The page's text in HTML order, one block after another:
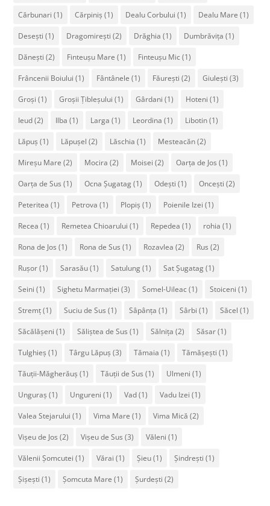
Cărbunari (1) Cărpiniș (1) Dealu Corbului (1) Dealu Mare (1)
Desești (1) Dragomirești (2) Drăghia (1) Dumbrăvița (1)
Dănești (2) Finteușu Mare (1) Finteușu Mic(1)
Frâncenii Boiului (1) Fântânele (1) Făurești (2) Giulești (3)
Groși (1) Groșii Țibleșului (1) Gârdani (1) Hoteni (1)
Ieud(2) Ilba (1) Larga (1) Leordina (1) Libotin(1)
Lăpuș (1) Lăpușel (2) Lăschia (1) Mesteacăn(2)
Mireșu Mare (2) Mocira (2) Moisei (2) Oarța de Jos (1)
Oarța de Sus (1) Ocna Șugatag(1) Odești (1) Oncești (2)
Peteritea (1) Petrova (1) Plopiș (1) Poienile Izei (1)
Recea (1) Remetea Chioarului (1) Repedea (1) rohia (1)
Rona de Jos (1) Rona de Sus (1) Rozavlea (2) Rus (2)
Rușor(1) Sarasău(1) Satulung(1) Sat Șugatag(1)
Seini (1) Sighetu Marmației (3) Somel-Uileac(1) Stoiceni (1)
Stremț(1) Suciu de Sus (1) Sâpânța (1) Sârbi (1) Săcel (1)
Săcălășeni (1) Săliștea de Sus (1) Sălnița (2) Săsar(1)
Tulghieș (1) Târgu Lăpuș (3) Tămaia (1) Tămășești (1)
Tăuții-Măgherăuș (1) Tăuții de Sus (1) Ulmeni (1)
Unguraș (1) Ungureni (1) Vad(1) Vadu Izei (1)
Valea Stejarului (1) Vima Mare (1) Vima Mică (2)
Vișeu de Jos (2) Vișeu de Sus (3) Văleni (1)
Vălenii Șomcutei (1) Vărai (1) Șieu(1) Șindrești (1)
Șișești (1) Șomcuta Mare (1) Șurdești (2)